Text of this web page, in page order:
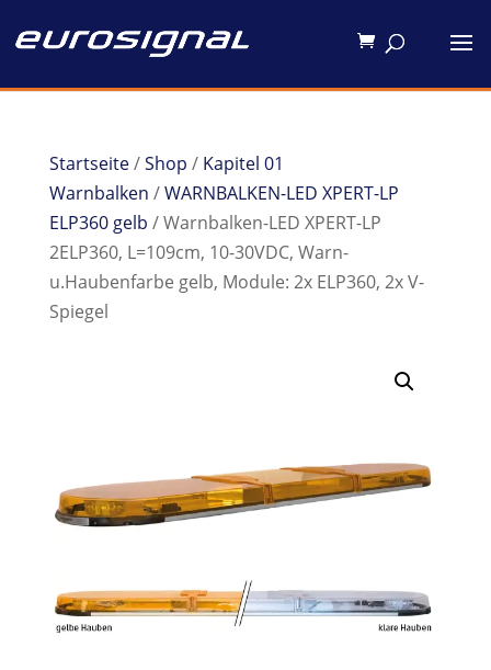
Startseite/Shop / Kapitel 01
Warnbalken /WARNBALKEN-LED XPERT-LP
ELP360 gelb / Warnbalken-LED XPERT-LP
2ELP360, L=109cm, 10-30VDC, Warn-
u.Haubenfarbe gelb, Module: 2x ELP360, 2x V-
Spiegel